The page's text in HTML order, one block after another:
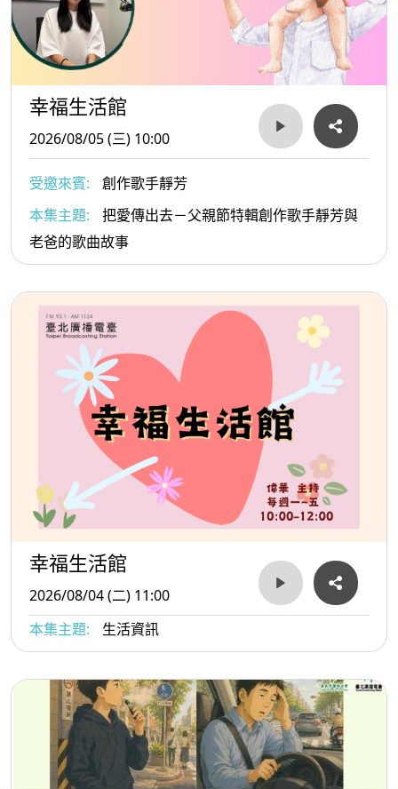
幸福生活館
2026/08/05 (三) 10:00
受邀來賓:
創作歌手靜芳
本集主題:
把愛傳出去－父親節特輯創作歌手靜芳與
老爸的歌曲故事
幸福生活館
2026/08/04 (二) 11:00
本集主題:
生活資訊